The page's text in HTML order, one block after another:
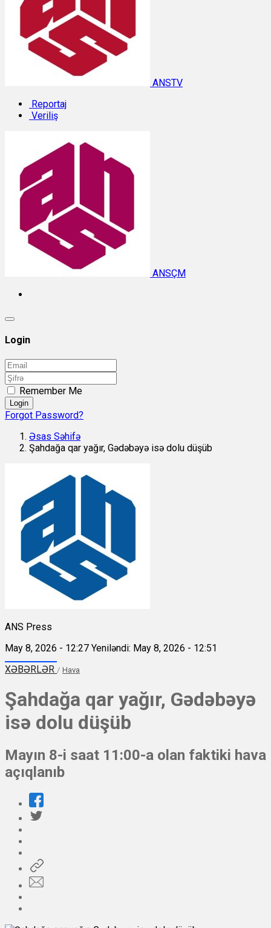
ANSTV
Reportaj
Veriliş
ANSÇM
Login
Remember Me
Login
Forgot Password?
Əsas Səhifə
Şahdağa qar yağır, Gədəbəyə isə dolu düşüb
ANS Press
May 8, 2026 - 12:27 Yeniləndi: May 8, 2026 - 12:51
XƏBƏRLƏR / Hava
Şahdağa qar yağır, Gədəbəyə
isə dolu düşüb
Mayın 8-i saat 11:00-a olan faktiki hava
açıqlanıb